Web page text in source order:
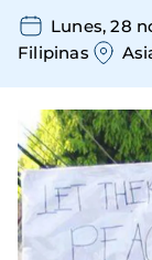
Lunes, 28
Filipinas